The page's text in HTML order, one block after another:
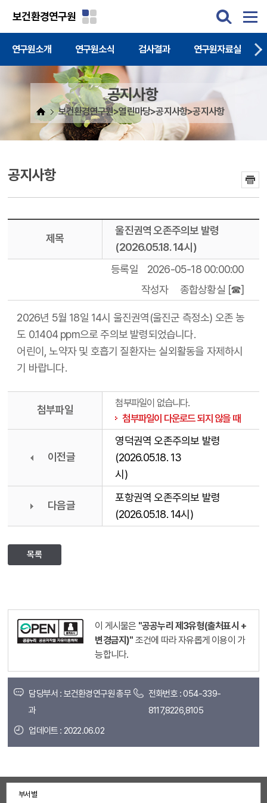
보건환경연구원
연구원소개 연구원소식 검사결과 연구원자료실
공지사항
보건환경연구원>열린마당>공지사항>공지사항
공지사항
제목
울진권역 오존주의보 발령
(2026.05.18. 14시)
등록일
2026-05-18 00:00:00
작성자
종합상황실 [☎]
2026년 5월 18일 14시 울진권역(울진군 측정소) 오존 농
도 0.1404 ppm으로 주의보 발령되었습니다.
어린이, 노약자 및 호흡기 질환자는 실외활동을 자제하시
기 바랍니다.
첨부파일
첨부파일이 없습니다.
첨부파일이 다운로드 되지 않을 때
이전글
영덕권역 오존주의보 발령
(2026.05.18. 13
시)
다음글
포항권역 오존주의보 발령
(2026.05.18. 14시)
목록
이 게시물은 "공공누리 제3유형(출처표시 +
변경금지)" 조건에 따라 자유롭게 이용이 가
능합니다.
담당부서 : 보건환경연구원 총무
과
전화번호 : 054-339-
8117,8226,8105
업데이트 : 2022.06.02
부서별